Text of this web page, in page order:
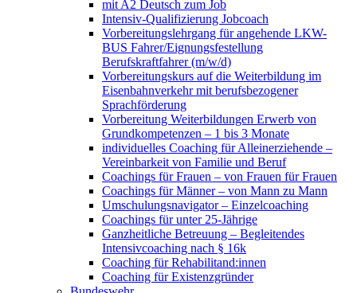
mit A2 Deutsch zum Job
Intensiv-Qualifizierung Jobcoach
Vorbereitungslehrgang für angehende LKW-
BUS Fahrer/Eignungsfestellung
Berufskraftfahrer (m/w/d)
Vorbereitungskurs auf die Weiterbildung im
Eisenbahnverkehr mit berufsbezogener
Sprachförderung
Vorbereitung Weiterbildungen Erwerb von
Grundkompetenzen – 1 bis 3 Monate
individuelles Coaching für Alleinerziehende –
Vereinbarkeit von Familie und Beruf
Coachings für Frauen – von Frauen für Frauen
Coachings für Männer – von Mann zu Mann
Umschulungsnavigator – Einzelcoaching
Coachings für unter 25-Jährige
Ganzheitliche Betreuung – Begleitendes
Intensivcoaching nach § 16k
Coaching für Rehabilitand:innen
Coaching für Existenzgründer